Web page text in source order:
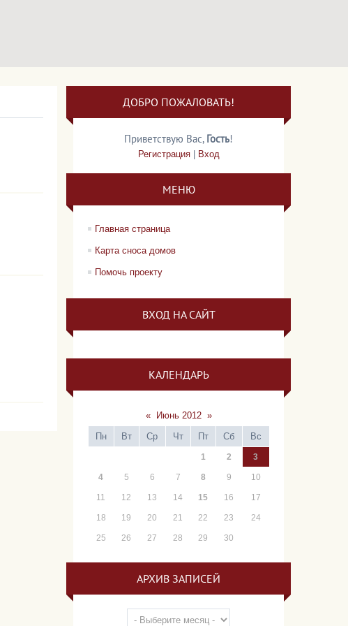
ДОБРО ПОЖАЛОВАТЬ!
Приветствую Вас, Гость!
Регистрация| Вход
МЕНЮ
Главная страница
Карта сноса домов
Помочь проекту
ВХОД НА САЙТ
КАЛЕНДАРЬ
« Июнь 2012 »
Пн
Вт Ср Чт Пт Сб Вс
1 2 3
4 5 6 7 8 9 10
11 12 13 14 15 16 17
18 19 20 21 22 23 24
25 26 27 28 29 30
АРХИВ ЗАПИСЕЙ